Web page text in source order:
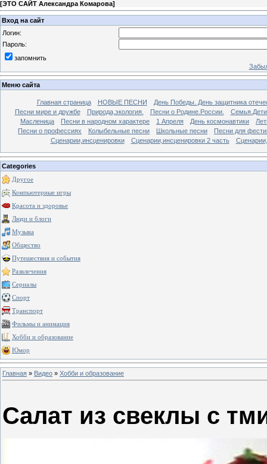
[ЭТО САЙТ Александра Комарова]
Вход на сайт
Логин:
Пароль:
запомнить
Меню сайта
Главная страница НОВЫЕ ПЕСНИ
День Победы. День защитника
Песни мире и дружбе
Природа,экология. Песни о Родине.России.
Масленица
Песни в народном характере 1 Апреля День космонавтики
Песни о профессиях
Колыбельные песни Школьные песни
Песни для
Сценарии,инсценировки
Сценарии,инсценировки 2 часть
Categories
Другое
Компьютерные игры
Красота и здоровье
Люди и блоги
Музыка
Общество
Путешествия и события
Развлечения
Сериалы
Спорт
Транспорт
Фильмы и анимация
Хобби и образование
Юмор
Главная » Видео » Хобби и образование
Салат из свеклы с